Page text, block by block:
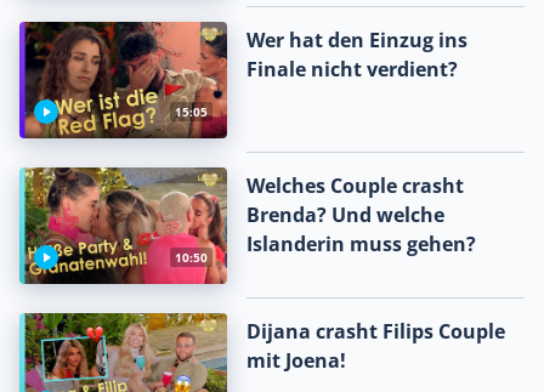
15:05
Wer hat den Einzug ins
Finale nicht verdient?
10:50
Welches Couple crasht
Brenda? Und welche
Islanderin muss gehen?
Dijana crasht Filips Couple
mit Joena!